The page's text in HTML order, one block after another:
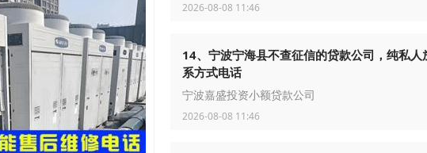
2026-08-08 11:46
14、宁波宁海县不查征信的贷款公司，纯私人
系方式电话
宁波嘉盛投资小额贷款公司
2026-08-08 11:46